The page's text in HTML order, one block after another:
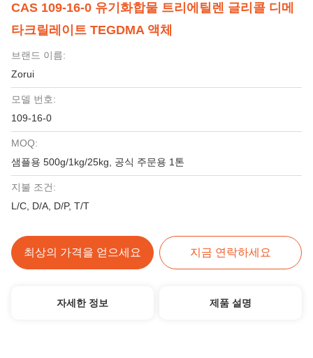
CAS 109-16-0 유기화합물 트리에틸렌 글리콜 디메
타크릴레이트 TEGDMA 액체
브랜드 이름:
Zorui
모델 번호:
109-16-0
MOQ:
샘플용 500g/1kg/25kg, 공식 주문용 1톤
지불 조건:
L/C, D/A, D/P, T/T
최상의 가격을 얻으세요 지금 연락하세요
자세한 정보 제품 설명